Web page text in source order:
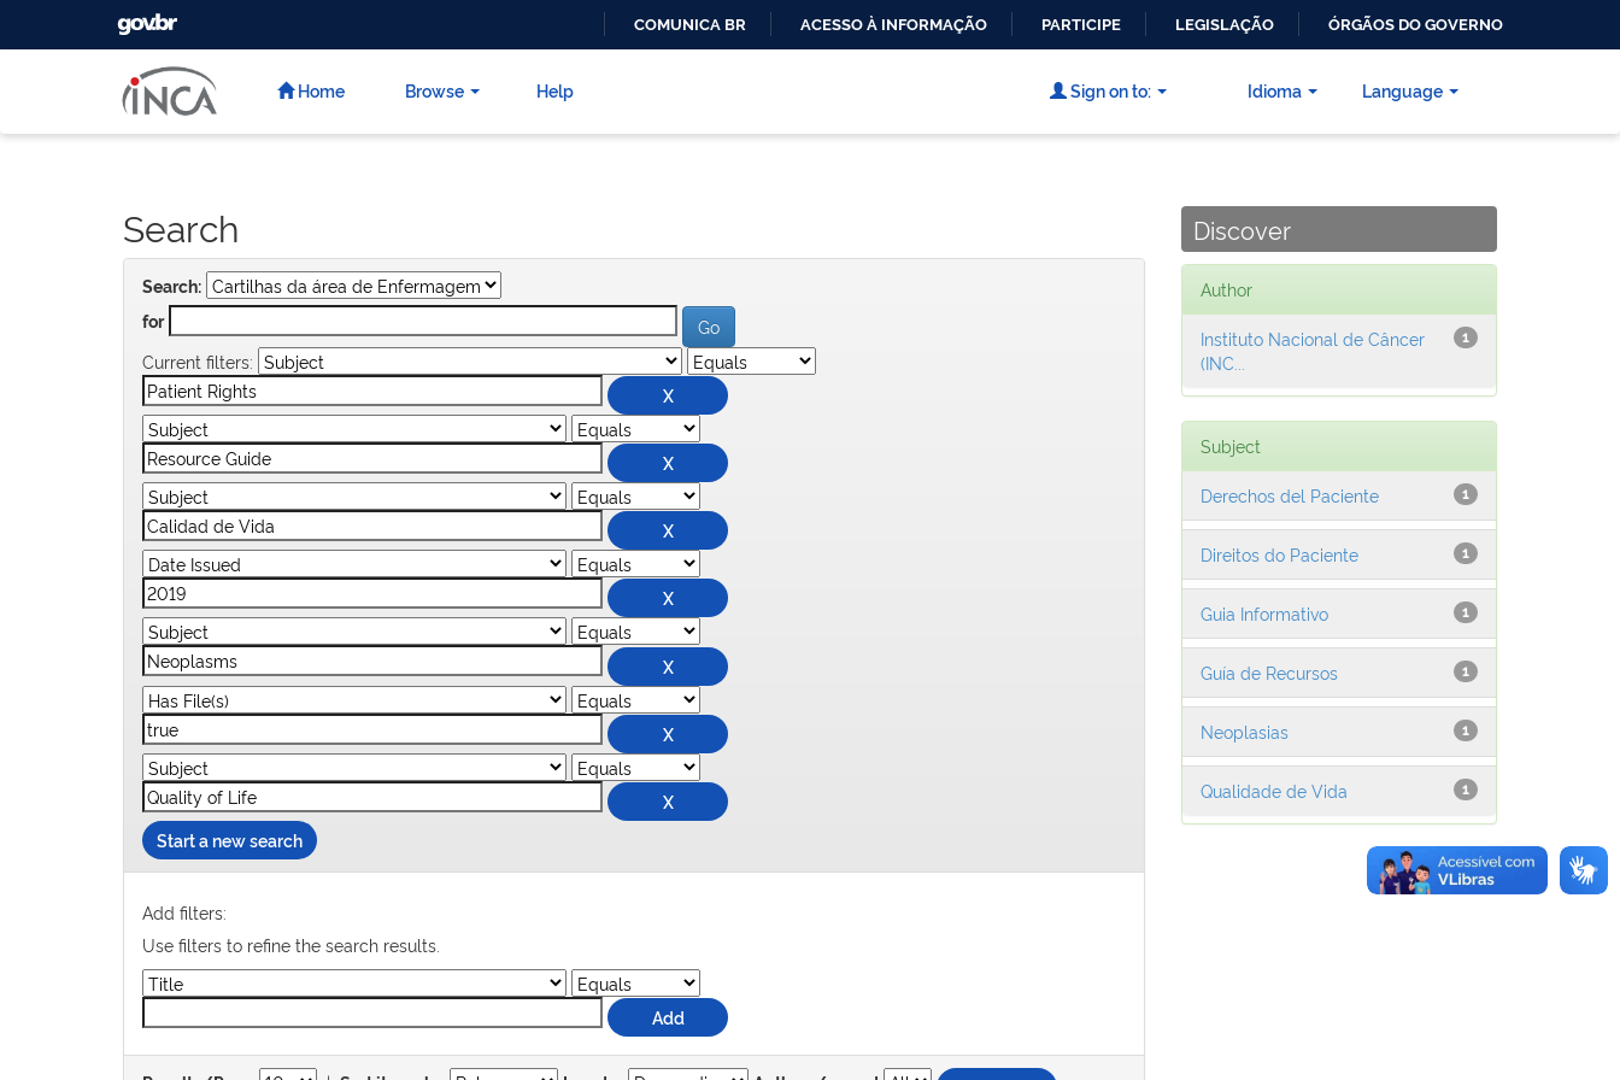
CONTEÚDO
GOVBR
COMUNICA BR ACESSO À INFORMAÇÃO PARTICIPE LEGISLAÇÃO ÓRGÃOS DO GOVERNO
Home Browse Help Language
Sign on to: Idioma
Search
Search:
for
Current filters:
Start a new search
Add filters:
Use filters to refine the search results.
Discover
Author
1
Instituto Nacional de Câncer
(INC...
Subject
1
Derechos del Paciente
1
Direitos do Paciente
1
Guia Informativo
1
Guía de Recursos
1
Neoplasias
1
Qualidade de Vida